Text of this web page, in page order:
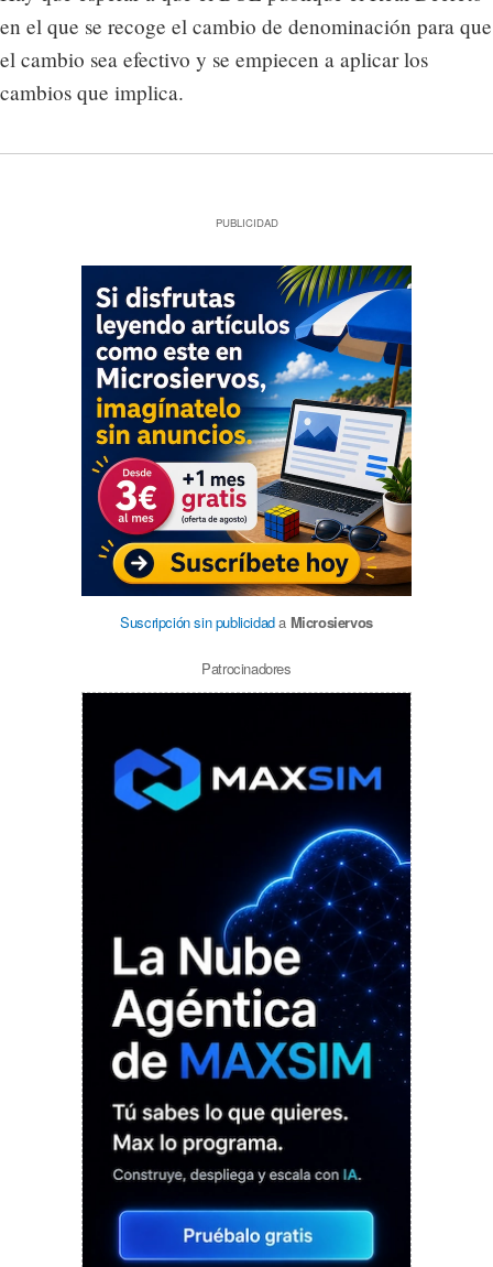
en el que se recoge el cambio de denominación para que
el cambio sea efectivo y se empiecen a aplicar los
cambios que implica.
PUBLICIDAD
Suscripción sin publicidada Microsiervos
Patrocinadores